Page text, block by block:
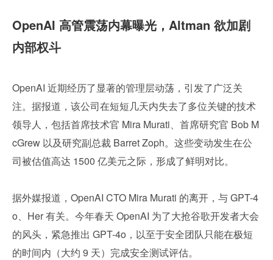
OpenAI 高管震荡内幕曝光，Altman 欲加剧
内部权斗
OpenAI 近期经历了显著的管理层动荡，引发了广泛关
注。据报道，该公司在短短几天内失去了多位关键的技术
领导人，包括首席技术官 Mira Murati、首席研究官 Bob M
cGrew 以及研究副总裁 Barret Zoph。这些变动发生在公
司被估值高达 1500 亿美元之际，形成了鲜明对比。
据外媒报道，OpenAI CTO Mira Murati 的离开，与 GPT-4
o、Her 有关。今年春天 OpenAI 为了大抢谷歌开发者大会
的风头，紧急推出 GPT-4o，以至于安全团队只能在极短
的时间内（大约 9 天）完成安全测试评估。